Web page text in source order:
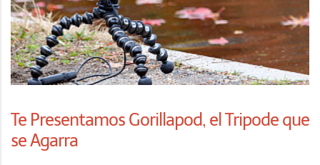
Te Presentamos Gorillapod, el Tripode que
se Agarra